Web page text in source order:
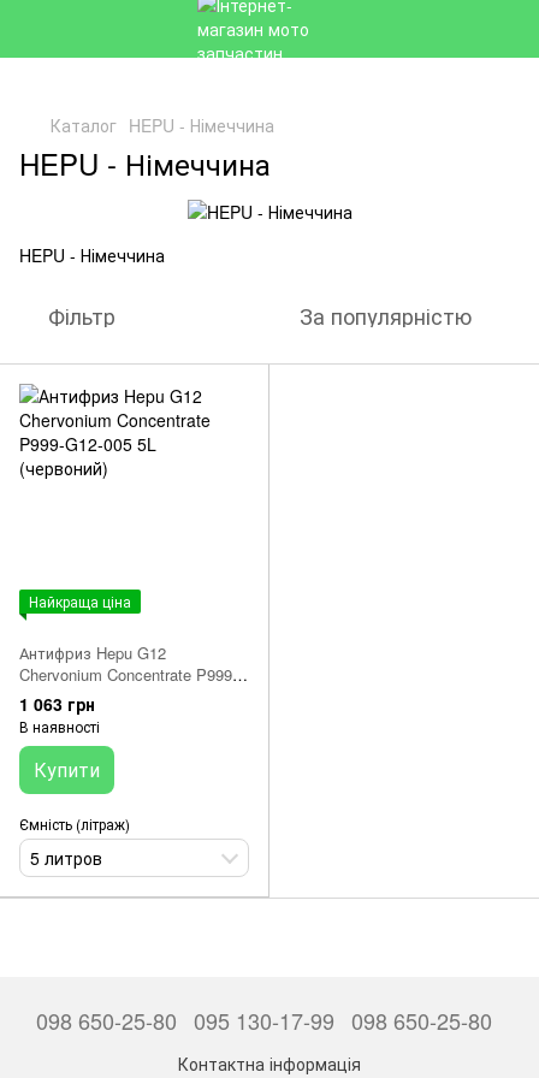
Каталог HEPU - Німеччина
HEPU - Німеччина
HEPU - Німеччина
Фільтр За популярністю
Найкраща ціна
Антифриз Hepu G12
Chervonium Concentrate P999-
G12-005 5L (червоний)
1 063 грн
В наявності
Купити
Ємність (літраж)
5 литров
098 650-25-80 095 130-17-99 098 650-25-80
Контактна інформація